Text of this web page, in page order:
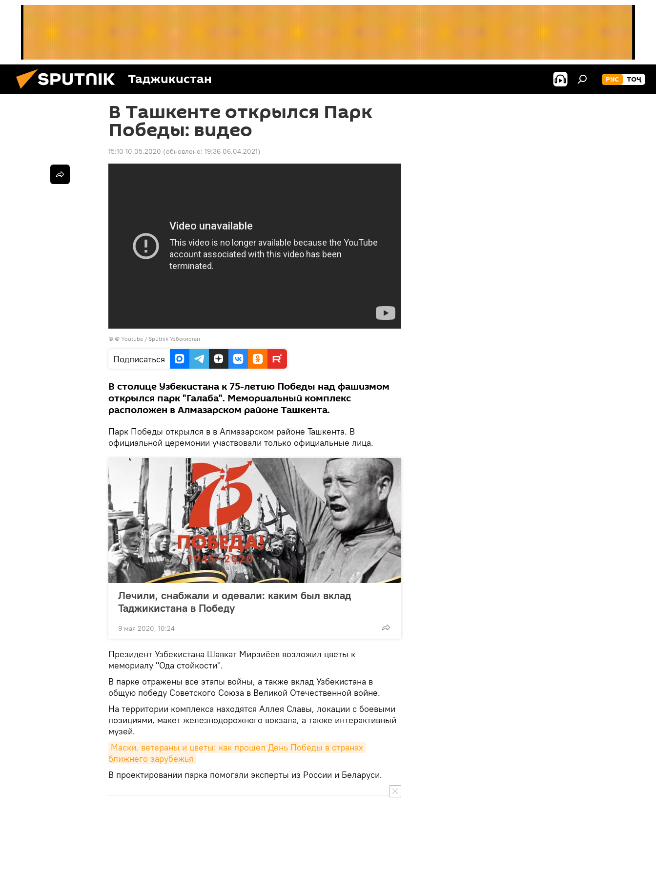
Таджикистан РУС ТОҶ
В Ташкенте открылся Парк
Победы: видео
15:10 10.05.2020 (обновлено: 19:36 06.04.2021)
© © Youtube / Sputnik Узбекистан
Подписаться
В столице Узбекистана к 75-летию Победы над фашизмом
открылся парк "Галаба". Мемориальный комплекс
расположен в Алмазарском районе Ташкента.
Парк Победы открылся в в Алмазарском районе Ташкента. В
официальной церемонии участвовали только официальные лица.
Лечили, снабжали и одевали: каким был вклад
Таджикистана в Победу
9 мая 2020, 10:24
Президент Узбекистана Шавкат Мирзиёев возложил цветы к
мемориалу "Ода стойкости".
В парке отражены все этапы войны, а также вклад Узбекистана в
общую победу Советского Союза в Великой Отечественной войне.
На территории комплекса находятся Аллея Славы, локации с боевыми
позициями, макет железнодорожного вокзала, а также интерактивный
музей.
Маски, ветераны и цветы: как прошел День Победы в странах
ближнего зарубежья
В проектировании парка помогали эксперты из России и Беларуси.